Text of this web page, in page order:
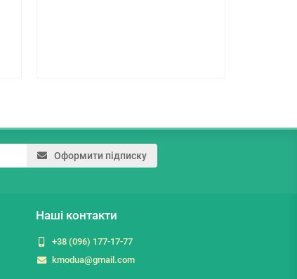
Оформити підписку
Наші контакти
+38 (096) 177-17-77
kmodua@gmail.com